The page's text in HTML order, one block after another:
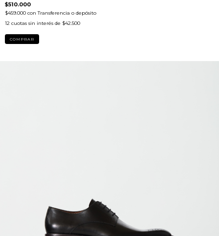
$510.000
$459.000 con Transferencia o depósito
12 cuotas sin interés de $42.500
COMPRAR